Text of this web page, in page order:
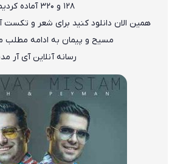
۱۲۸ و ۳۲۰ آماده کردیم
همین الان دانلود کنید برای شعر و تکست
مسیح و پیمان به ادامه مطلب
رسانه آنلاین آی آر